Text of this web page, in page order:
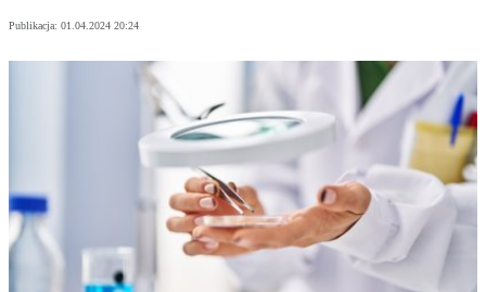
Publikacja: 01.04.2024 20:24